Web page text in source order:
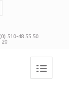
510-48 55 50